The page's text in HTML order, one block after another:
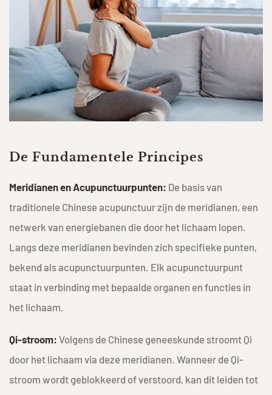
De Fundamentele Principes
Meridianen en Acupunctuurpunten: De basis van
traditionele Chinese acupunctuur zijn de meridianen, een
netwerk van energiebanen die door het lichaam lopen.
Langs deze meridianen bevinden zich specifieke punten,
bekend als acupunctuurpunten. Elk acupunctuurpunt
staat in verbinding met bepaalde organen en functies in
het lichaam.
Qi-stroom: Volgens de Chinese geneeskunde stroomt Qi
door het lichaam via deze meridianen. Wanneer de Qi-
stroom wordt geblokkeerd of verstoord, kan dit leiden tot